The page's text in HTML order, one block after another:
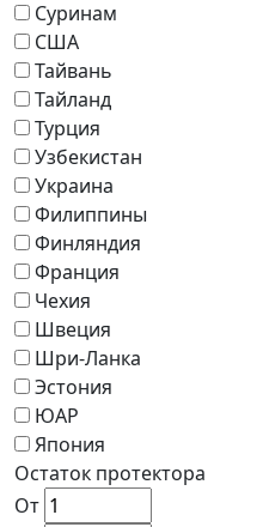
Суринам
США
Тайвань
Тайланд
Турция
Узбекистан
Украина
Филиппины
Финляндия
Франция
Чехия
Швеция
Шри-Ланка
Эстония
ЮАР
Япония
Остаток протектора
От